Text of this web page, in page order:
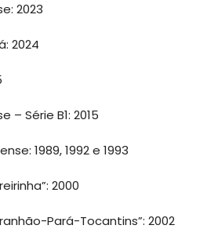
2023
2024
Série B1: 2015
1989, 1992 e 1993
2000
Pará-Tocantins”: 2002